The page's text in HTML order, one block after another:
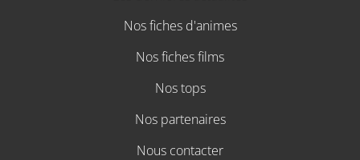
Nos fiches d'animes
Nos fiches films
Nos tops
Nos partenaires
Nous contacter